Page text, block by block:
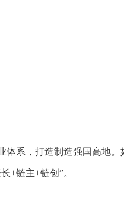
系，打造制造强国高地。
+链主+链创”。